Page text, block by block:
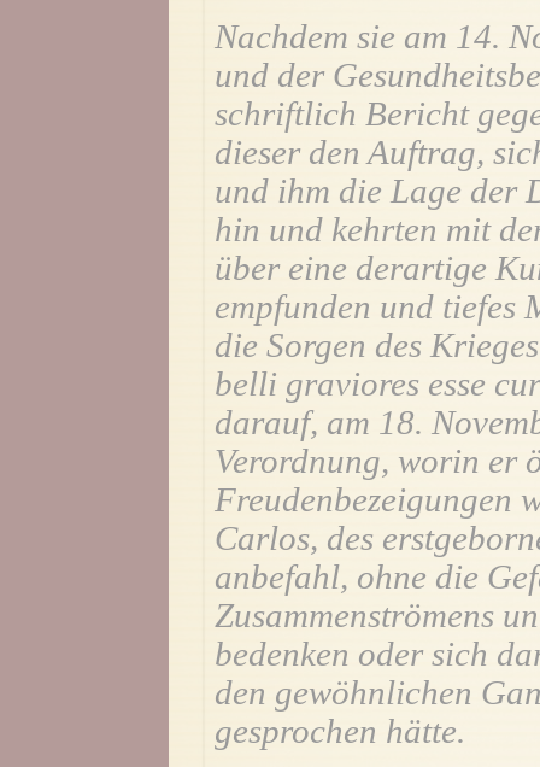
Nachdem sie am 14.
und der
schriftlich Bericht
dieser den Auftrag,
und ihm die Lage der
hin und kehrten mit
über eine derartige
empfunden und tiefes
die Sorgen des
belli graviores esse
darauf, am 18.
Verordnung, worin er
Freudenbezeigungen
Carlos, des
anbefahl, ohne die
Zusammenströmens
bedenken oder sich
den gewöhnlichen
gesprochen hätte.